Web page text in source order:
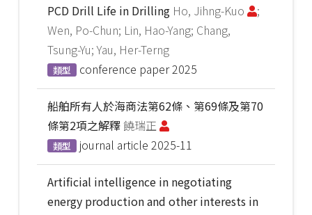
PCD Drill Life in Drilling Ho, Jihng-Kuo
;
Wen, Po-Chun; Lin, Hao-Yang; Chang,
Tsung-Yu; Yau, Her-Terng
類型 conference paper2025
船舶所有人於海商法第62條、第69條及第70
條第2項之解釋饒瑞正
類型 journal article 2025-11
Artificial intelligence in negotiating
energy production and other interests in